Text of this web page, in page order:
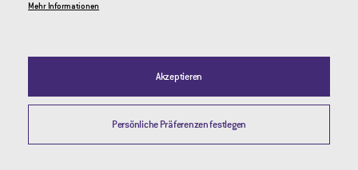
Mehr Informationen
Akzeptieren
Persönliche Präferenzen festlegen